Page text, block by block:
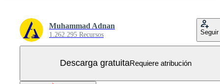
Muhammad Adnan
1.262.295 Recursos Seguir
Descarga gratuitaRequiere atribución